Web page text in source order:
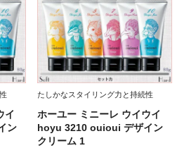
イ
ン
たしかなスタイリング力と持続性
ホーユー ミニーレ ウイウイ
hoyu 3210 ouioui デザイン
クリーム 1